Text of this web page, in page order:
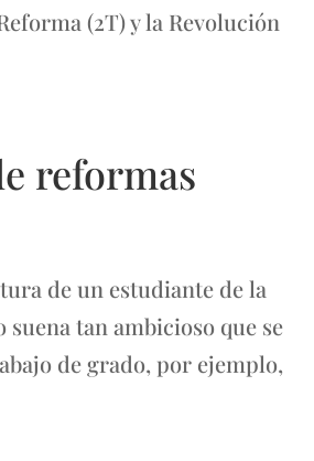
(2T) y la Revolución
reformas
de un estudiante de la
tan ambicioso que se
de grado, por ejemplo,